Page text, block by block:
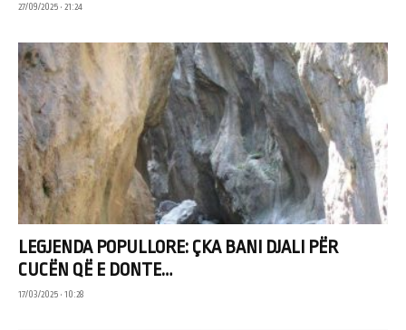
27/09/2025 • 21:24
LEGJENDA POPULLORE: ÇKA BANI DJALI PËR
CUCËN QË E DONTE…
17/03/2025 • 10:28